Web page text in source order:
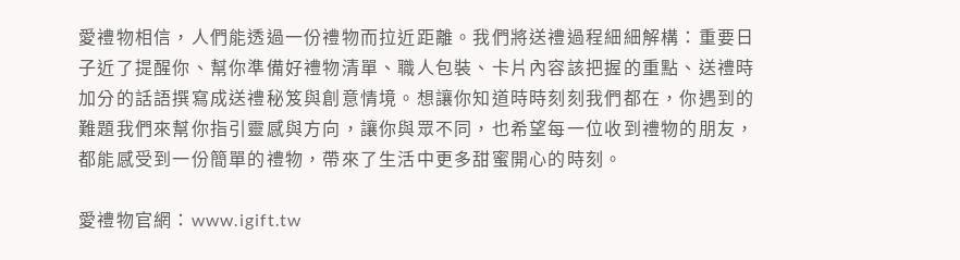
愛禮物相信，人們能透過一份禮物而拉近距離。我們將送禮過程細細解構：重要日
子近了提醒你、幫你準備好禮物清單、職人包裝、卡片內容該把握的重點、送禮時
加分的話語撰寫成送禮秘笈與創意情境。想讓你知道時時刻刻我們都在，你遇到的
難題我們來幫你指引靈感與方向，讓你與眾不同，也希望每一位收到禮物的朋友，
都能感受到一份簡單的禮物，帶來了生活中更多甜蜜開心的時刻。
愛禮物官網： www.igift.tw